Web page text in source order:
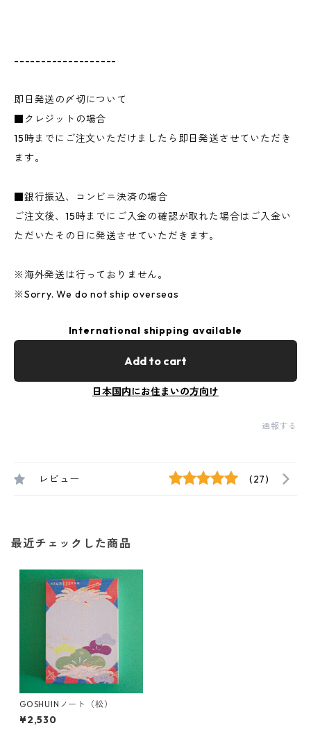
-------------------
即日発送の〆切について
■クレジットの場合
15時までにご注文いただけましたら即日発送させていただき
ます。
■銀行振込、コンビニ決済の場合
ご注文後、15時までにご入金の確認が取れた場合はご入金い
ただいたその日に発送させていただきます。
※海外発送は行っておりません。
※Sorry. We do not ship overseas
International shipping available
Add to cart
日本国内にお住まいの方向け
通報する
レビュー (27)
最近チェックした商品
GOSHUINノート（松）
¥2,530